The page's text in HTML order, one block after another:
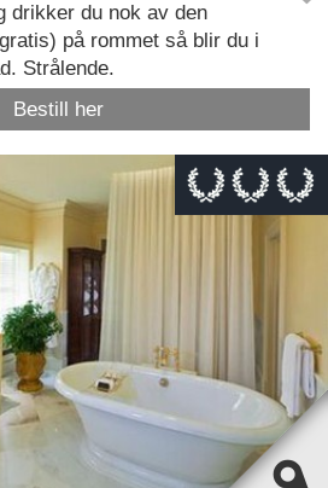
drikker du nok av den
på rommet så blir du i
Strålende.
Bestill her
load Google Maps correctly.
Do you own this website?